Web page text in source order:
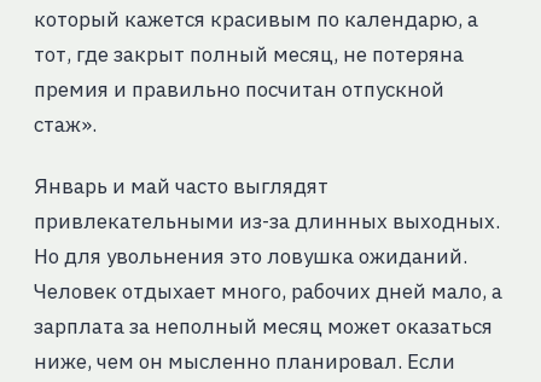
который кажется красивым по календарю, а
тот, где закрыт полный месяц, не потеряна
премия и правильно посчитан отпускной
стаж».
Январь и май часто выглядят
привлекательными из-за длинных выходных.
Но для увольнения это ловушка ожиданий.
Человек отдыхает много, рабочих дней мало, а
зарплата за неполный месяц может оказаться
ниже, чем он мысленно планировал. Если